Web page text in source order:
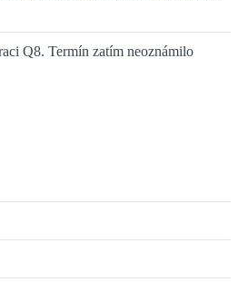
Q8. Termín zatím neoznámilo